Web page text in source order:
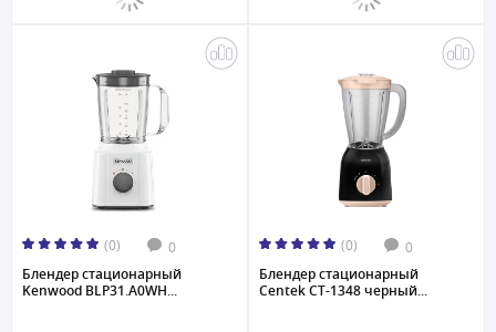
(0) 0
Блендер стационарный
Kenwood BLP31.A0WH...
(0) 0
Блендер стационарный
Centek CT-1348 черный...